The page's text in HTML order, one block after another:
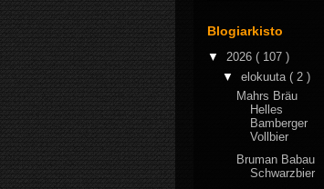
Blogiarkisto
▼ 2026 ( 107 )
▼ elokuuta ( 2 )
Mahrs Bräu
Helles
Bamberger
Vollbier
Bruman Babau
Schwarzbier